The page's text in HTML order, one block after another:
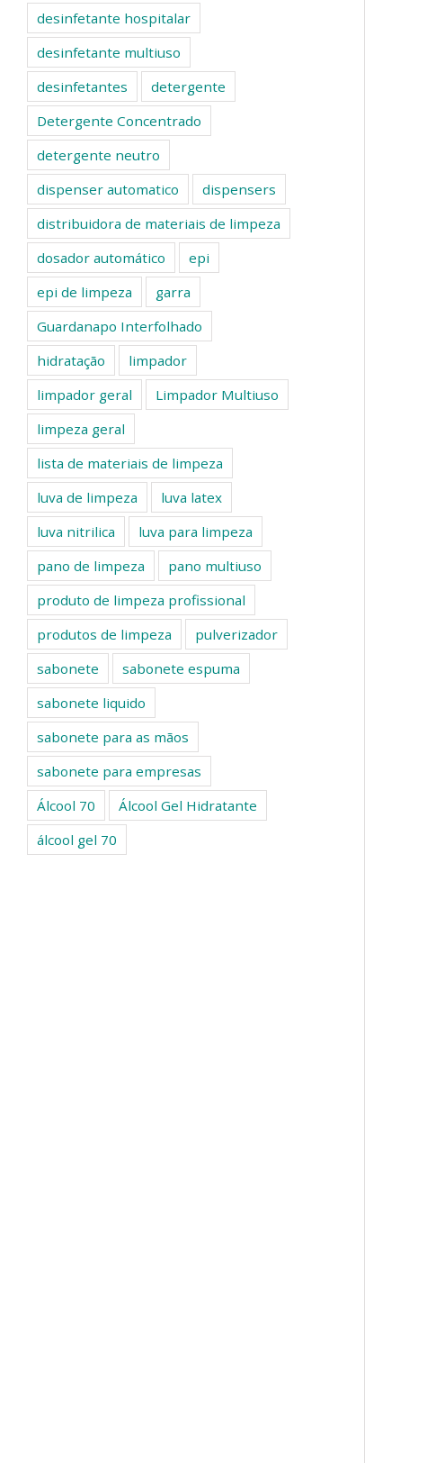
desinfetante hospitalar
desinfetante multiuso
desinfetantes
detergente
Detergente Concentrado
detergente neutro
dispenser automatico
dispensers
distribuidora de materiais de limpeza
dosador automático
epi
epi de limpeza
garra
Guardanapo Interfolhado
hidratação
limpador
limpador geral
Limpador Multiuso
limpeza geral
lista de materiais de limpeza
luva de limpeza
luva latex
luva nitrilica
luva para limpeza
pano de limpeza
pano multiuso
produto de limpeza profissional
produtos de limpeza
pulverizador
sabonete
sabonete espuma
sabonete liquido
sabonete para as mãos
sabonete para empresas
Álcool 70
Álcool Gel Hidratante
álcool gel 70